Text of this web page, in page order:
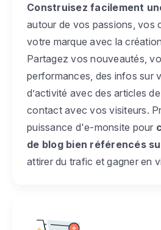
Construisez facilement
autour de vos passions, vos
votre marque avec la
Partagez vos nouveautés,
performances, des infos sur
d’activité avec des articles
contact avec vos visiteurs.
puissance d'e-monsite pour
de blog bien référencés
attirer du trafic et gagner en